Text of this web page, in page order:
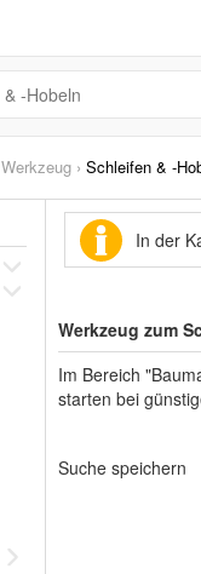
Werkzeug › Schleifen & -
In der
Werkzeug zum
Im Bereich
starten bei
Suche speichern